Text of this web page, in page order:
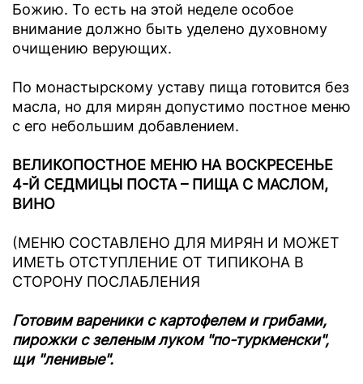
Божию. То есть на этой неделе особое
внимание должно быть уделено духовному
очищению верующих.
По монастырскому уставу пища готовится без
масла, но для мирян допустимо постное меню
с его небольшим добавлением.
ВЕЛИКОПОСТНОЕ МЕНЮ НА ВОСКРЕСЕНЬЕ
4-Й СЕДМИЦЫ ПОСТА – ПИЩА С МАСЛОМ,
ВИНО
(МЕНЮ СОСТАВЛЕНО ДЛЯ МИРЯН И МОЖЕТ
ИМЕТЬ ОТСТУПЛЕНИЕ ОТ ТИПИКОНА В
СТОРОНУ ПОСЛАБЛЕНИЯ
Готовим вареники с картофелем и грибами,
пирожки с зеленым луком "по-туркменски",
щи "ленивые".